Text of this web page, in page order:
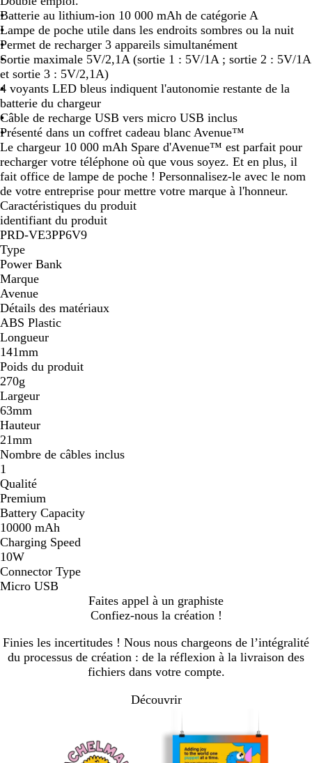
c
Batterie au lithium-ion 10 000 mAh de catégorie A
Lampe de poche utile dans les endroits sombres ou la nuit
Permet de recharger 3 appareils simultanément
Sortie maximale 5V/2,1A (sortie 1 : 5V/1A ; sortie 2 : 5V/1A
et sortie 3 : 5V/2,1A)
4 voyants LED bleus indiquent l'autonomie restante de la
batterie du chargeur
Câble de recharge USB vers micro USB inclus
Présenté dans un coffret cadeau blanc Avenue™
Le chargeur 10 000 mAh Spare d'Avenue™ est parfait pour
recharger votre téléphone où que vous soyez. Et en plus, il
fait office de lampe de poche ! Personnalisez-le avec le nom
de votre entreprise pour mettre votre marque à l'honneur.
Caractéristiques du produit
identifiant du produit
PRD-VE3PP6V9
Type
Power Bank
Marque
Avenue
Détails des matériaux
ABS Plastic
Longueur
141mm
Poids du produit
270g
Largeur
63mm
Hauteur
21mm
Nombre de câbles inclus
1
Qualité
Premium
Battery Capacity
10000 mAh
Charging Speed
10W
Connector Type
Micro USB
Faites appel à un graphiste
Confiez-nous la création !
Finies les incertitudes ! Nous nous chargeons de l’intégralité
du processus de création : de la réflexion à la livraison des
fichiers dans votre compte.
Découvrir